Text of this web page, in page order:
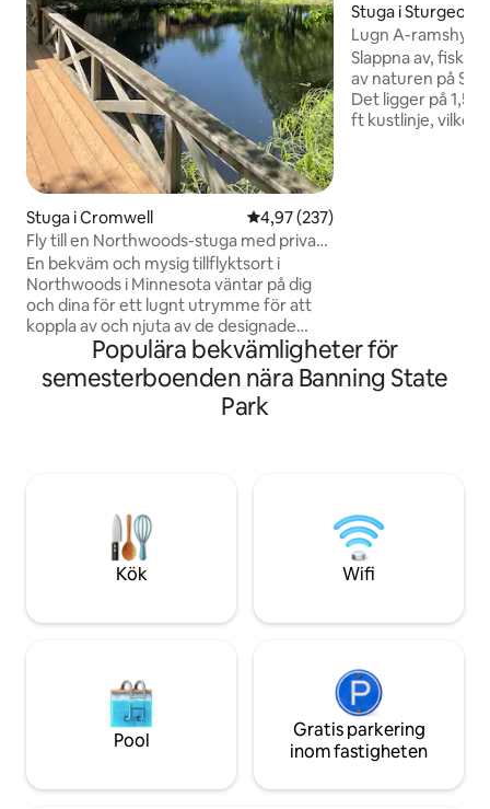
Stuga i Cromwell 4,97 av 5 i genomsnittligt
4,97 (237)
Fly till en Northwoods-stuga med privat
ö!
En bekväm och mysig tillflyktsort i
Northwoods i Minnesota väntar på dig
och dina för ett lugnt utrymme för att
koppla av och njuta av de designade
inomhus- och utomhusutrymmen. En
liten landsbygd med enkla
bekvämligheter ligger en halv mile bort
eller större städer bara 20+ miles bort
Vår unika anpassade källarbar och
omgivande intima utrymmen kommer
att hålla dig lugn.
Stuga i Sturgeon
Lugn A-ramshytt
Slappna av, fiska,
av naturen på
Det ligger på 1,5
ft kustlinje, vilket
Populära bekvämligheter för
semesterboenden nära Banning State
Park
Kök Wifi
Pool
Gratis parkering
inom fastigheten